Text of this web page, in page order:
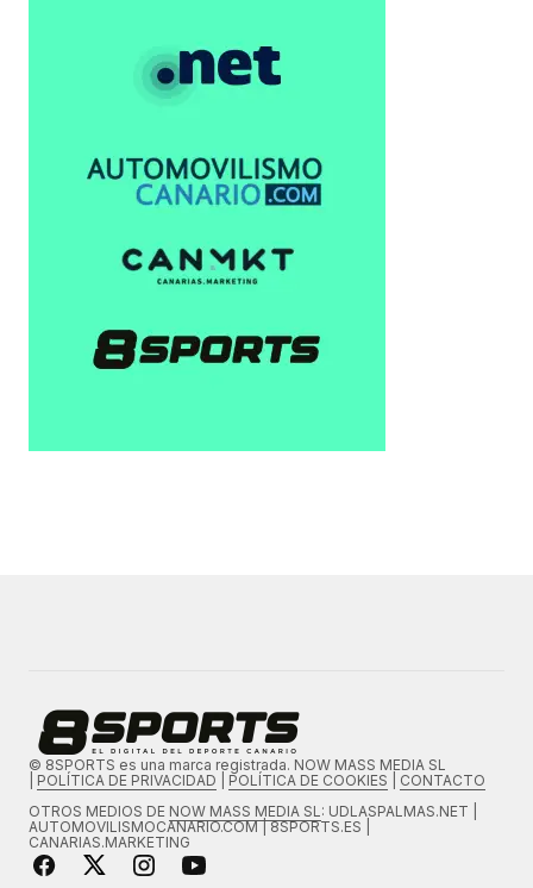
© 8SPORTS es una marca registrada. NOW MASS MEDIA SL
POLÍTICA DE PRIVACIDAD POLÍTICA DE COOKIES
CONTACTO
OTROS MEDIOS DE NOW MASS MEDIA SL: UDLASPALMAS.NET |
AUTOMOVILISMOCANARIO.COM | 8SPORTS.ES |
CANARIAS.MARKETING